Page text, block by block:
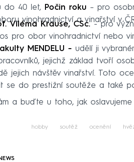
do 40 let, Počin roku – pro
vinohradnictví a vinařství v
Viléma Krause, CSc.- pro
pro obor vinohradnictví nebo
MENDELU - udělí ji
jejichž základ tvoří
jejich návštěv vinařství. Toto
se do prestižní soutěže a také
a buďte u toho, jak oslavujeme
hobby soutěž ocenění